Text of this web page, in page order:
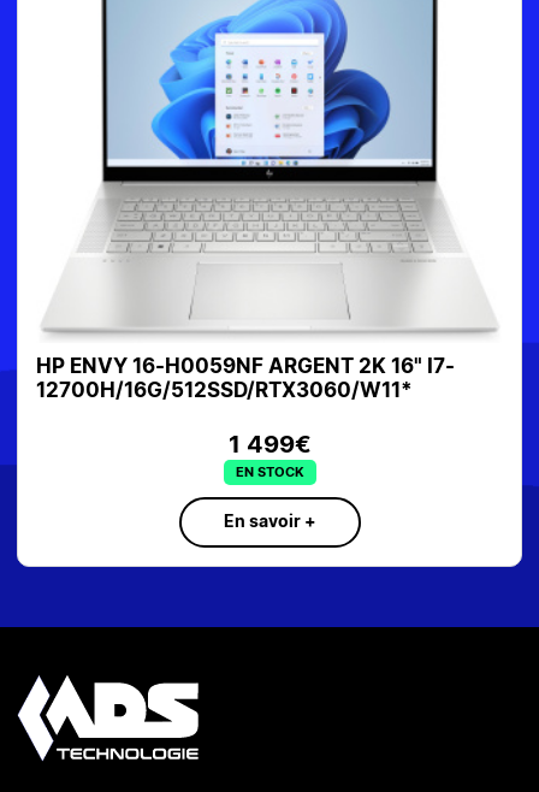
HP ENVY 16-H0059NF ARGENT 2K 16" I7-
12700H/16G/512SSD/RTX3060/W11*
1 499€
EN STOCK
En savoir +